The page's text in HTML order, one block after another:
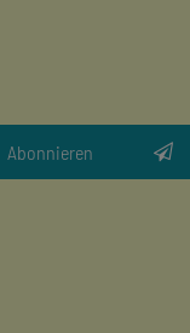
Abonnieren